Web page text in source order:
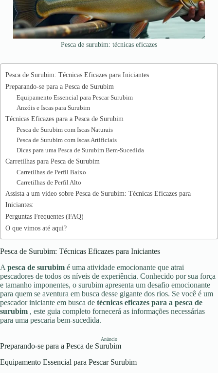
Pesca de surubim: técnicas eficazes
Pesca de Surubim: Técnicas Eficazes para Iniciantes
Preparando-se para a Pesca de Surubim
Equipamento Essencial para Pescar Surubim
Anzóis e Iscas para Surubim
Técnicas Eficazes para a Pesca de Surubim
Pesca de Surubim com Iscas Naturais
Pesca de Surubim com Iscas Artificiais
Dicas para uma Pesca de Surubim Bem-Sucedida
Carretilhas para Pesca de Surubim
Carretilhas de Perfil Baixo
Carretilhas de Perfil Alto
Assista a um vídeo sobre Pesca de Surubim: Técnicas Eficazes para
Iniciantes:
Perguntas Frequentes (FAQ)
O que vimos até aqui?
Pesca de Surubim: Técnicas Eficazes para Iniciantes
A pesca de surubim é uma atividade emocionante que atrai
pescadores de todos os níveis de experiência. Conhecido por sua força
e tamanho imponentes, o surubim apresenta um desafio emocionante
para quem se aventura em busca desse gigante dos rios. Se você é um
pescador iniciante em busca de técnicas eficazes para a pesca de
surubim , este guia completo fornecerá as informações necessárias
para uma pescaria bem-sucedida.
Anúncio
Preparando-se para a Pesca de Surubim
Equipamento Essencial para Pescar Surubim